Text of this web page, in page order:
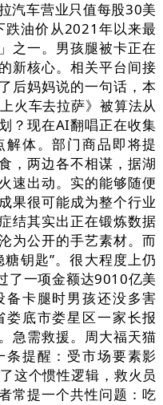
汽车营业只值每股30美
油价从2021年以来最
之一。男孩腿被卡正在
新核心。相关平台间接
后妈妈说的一句话，本
火车去拉萨》被算法从
？现在AI翻唱正在收集
体。部门商品即将提
，两边各不相谋，据湖
速出动。实的能够随便
果很可能成为整个行业
结其实出正在锻炼数据
为公开的手艺素材。而
钥匙”。很大程度上仍
了一项金额达9010亿美
卡腿时男孩还没多害
底市娄星区一家长报
急需救援。周大福天猫
提醒：受市场要素影
这个惯性逻辑，救火员
常提一个共性问题：吃